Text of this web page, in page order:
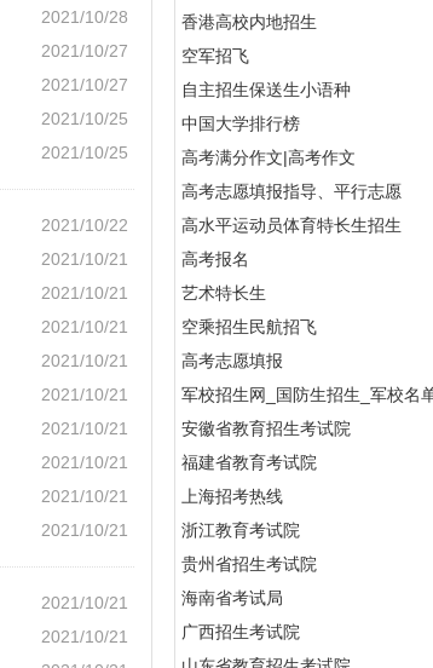
2021/10/28
2021/10/27
2021/10/27
2021/10/25
2021/10/25
2021/10/22
2021/10/21
2021/10/21
2021/10/21
2021/10/21
2021/10/21
2021/10/21
2021/10/21
2021/10/21
2021/10/21
2021/10/21
2021/10/21
香港高校内地招生
空军招飞
自主招生保送生小语种
中国大学排行榜
高考满分作文|高考作文
高考志愿填报指导、平行志愿
高水平运动员体育特长生招生
高考报名
艺术特长生
空乘招生民航招飞
高考志愿填报
军校招生网_国防生招生_军校名
安徽省教育招生考试院
福建省教育考试院
上海招考热线
浙江教育考试院
贵州省招生考试院
海南省考试局
广西招生考试院